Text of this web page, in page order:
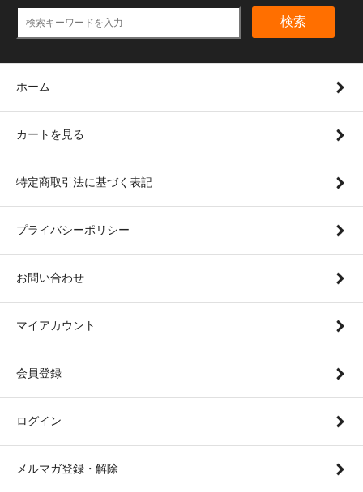
検索
ホーム
カートを見る
特定商取引法に基づく表記
プライバシーポリシー
お問い合わせ
マイアカウント
会員登録
ログイン
メルマガ登録・解除